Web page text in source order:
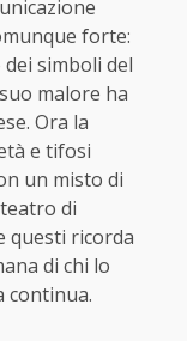
forte:
simboli del
malore ha
Ora la
e tifosi
un misto di
di
questi ricorda
di chi lo
continua.